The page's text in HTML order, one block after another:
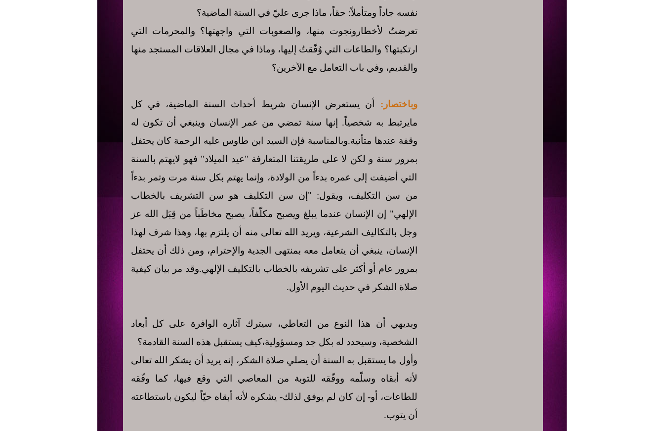
نفسه جاداً ومتأملاً: حقاً، ماذا جرى عليّ في السنة الماضية؟
تعرضتُ لأخطارونجوت منها، والصعوبات التي واجهتها؟ والمحرمات التي
ارتكبتها؟ والطاعات التي وُفّقتُ إليها، وماذا في مجال العلاقات المستجد منها
والقديم، وفي باب التعامل مع الآخرين؟
وباختصار: أن يستعرض الإنسان شريط أحداث السنة الماضية، في كل
مايرتبط به شخصياً. إنها سنة تمضي من عمر الإنسان وينبغي أن تكون له
وقفة عندها متأنية.وبالمناسبة فإن السيد ابن طاوس عليه الرحمة كان يحتفل
بمرور سنة و لكن لا على طريقتنا المتعارفة "عيد الميلاد" فهو لايهتم بالسنة
التي أضيفت إلى عمره بدءاً من الولادة، وإنما يهتم بكل سنة مرت وتمر بدءاً
من سن التكليف، ويقول: "إن سن التكليف هو سن التشريف بالخطاب
الإلهي" إن الإنسان عندما يبلغ ويصبح مكلّفاً، يصبح مخاطَباً من قِبَل الله عز
وجل بالتكاليف الشرعية، ويريد الله تعالى منه أن يلتزم بها، وهذا شرف لهذا
الإنسان، ينبغي أن يتعامل معه بمنتهى الجدية والإحترام، ومن ذلك أن يحتفل
بمرور عام أو أكثر على تشريفه بالخطاب بالتكليف الإلهي.وقد مر بيان كيفية
صلاة الشكر في حديث اليوم الأول.
وبديهي أن هذا النوع من التعاطي، سيترك آثاره الوافرة على كل أبعاد
الشخصية، وسيحدد له بكل جد ومسؤولية،كيف يستقبل هذه السنة القادمة؟
وأول ما يستقبل به السنة أن يصلي صلاة الشكر، إنه يريد أن يشكر الله تعالى
لأنه أبقاه وسلّمه ووفّقه للتوبة من المعاصي التي وقع فيها، كما وفّقه
للطاعات، أو- إن كان لم يوفق لذلك- يشكره لأنه أبقاه حيّاً ليكون باستطاعته
أن يتوب.